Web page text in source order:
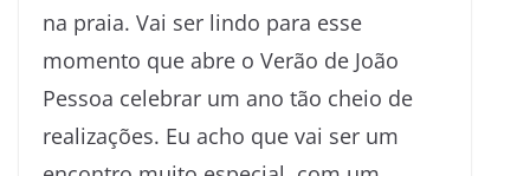
na praia. Vai ser lindo para esse
momento que abre o Verão de João
Pessoa celebrar um ano tão cheio de
realizações. Eu acho que vai ser um